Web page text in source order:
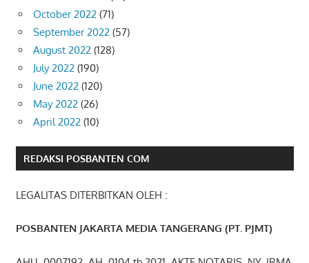
October 2022 (71)
September 2022 (57)
August 2022 (128)
July 2022 (190)
June 2022 (120)
May 2022 (26)
April 2022 (10)
REDAKSI POSBANTEN COM
LEGALITAS DITERBITKAN OLEH :
POSBANTEN JAKARTA MEDIA TANGERANG (PT. PJMT)